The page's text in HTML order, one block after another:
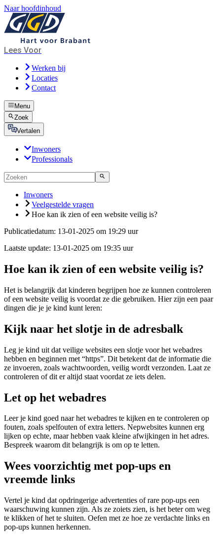
Naar hoofdinhoud
Lees Voor
Werken bij
Locaties
Contact
Menu
Zoek
Vertalen
Inwoners
Professionals
Inwoners
Veelgestelde vragen
Hoe kan ik zien of een website veilig is?
Publicatiedatum: 13-01-2025 om 19:29 uur
Laatste update: 13-01-2025 om 19:35 uur
Hoe kan ik zien of een website veilig is?
Het is belangrijk dat kinderen begrijpen hoe ze kunnen controleren
of een website veilig is voordat ze die gebruiken. Hier zijn een paar
dingen die je je kind kunt leren:
Kijk naar het slotje in de adresbalk
Leg je kind uit dat veilige websites een slotje voor het webadres
hebben en beginnen met “https”. Dit betekent dat de informatie die
ze invoeren, zoals wachtwoorden, veilig wordt verzonden. Laat ze
controleren of dit er altijd staat voordat ze iets delen.
Let op het webadres
Leer je kind goed naar het webadres te kijken en te controleren op
fouten, zoals spelfouten of extra letters. Nepwebsites kunnen erg
lijken op echte, maar hebben vaak kleine afwijkingen in het adres.
Bespreek waarom dit belangrijk is om op te letten.
Wees voorzichtig met pop-ups en
vreemde links
Vertel je kind dat opdringerige advertenties of rare pop-ups een
waarschuwing kunnen zijn. Als ze zoiets zien, is het beter om weg
te klikken of het te sluiten. Oefen met ze hoe ze verdachte links en
pop-ups kunnen herkennen.